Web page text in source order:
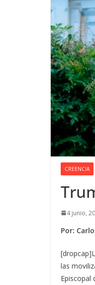
CREENCIA
4 junio,
Por:
las
Episcopal